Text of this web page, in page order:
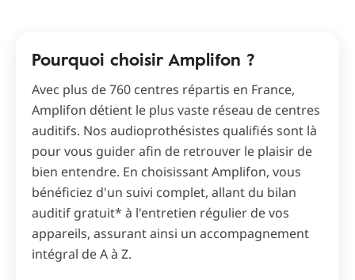
Pourquoi choisir Amplifon ?
Avec plus de 760 centres répartis en France,
Amplifon détient le plus vaste réseau de centres
auditifs. Nos audioprothésistes qualifiés sont là
pour vous guider afin de retrouver le plaisir de
bien entendre. En choisissant Amplifon, vous
bénéficiez d'un suivi complet, allant du bilan
auditif gratuit* à l'entretien régulier de vos
appareils, assurant ainsi un accompagnement
intégral de A à Z.